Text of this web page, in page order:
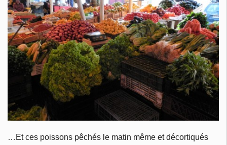
…Et ces poissons pêchés le matin même et décortiqués